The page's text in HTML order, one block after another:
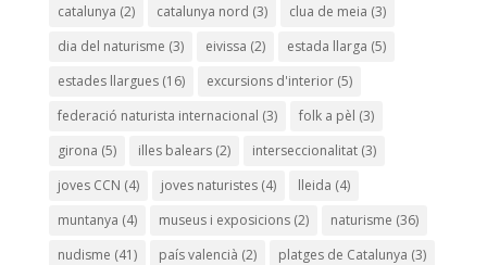
catalunya (2) catalunya nord (3) clua de meia (3)
dia del naturisme (3) eivissa (2) estada llarga (5)
estades llargues(16) excursions d'interior(5)
federació naturista internacional (3) folk a pèl (3)
girona (5) illes balears(2) interseccionalitat(3)
joves CCN (4) joves naturistes(4) lleida (4)
muntanya (4) museus i exposicions(2) naturisme (36)
nudisme (41) país valencià (2) platges de Catalunya (3)